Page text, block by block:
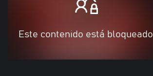
Este contenido está bloqueado